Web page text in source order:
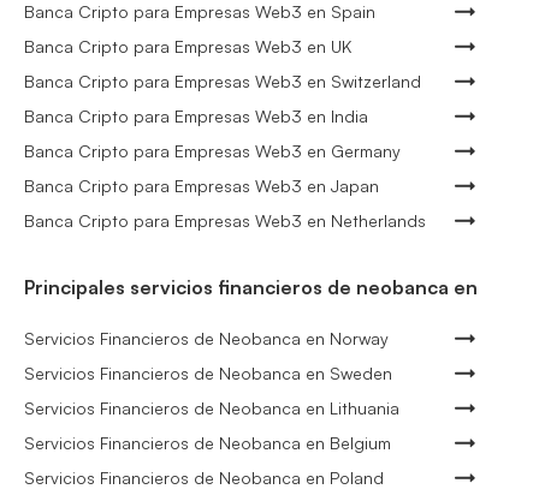
Banca Cripto para Empresas Web3 en Spain
Banca Cripto para Empresas Web3 en UK
Banca Cripto para Empresas Web3 en Switzerland
Banca Cripto para Empresas Web3 en India
Banca Cripto para Empresas Web3 en Germany
Banca Cripto para Empresas Web3 en Japan
Banca Cripto para Empresas Web3 en Netherlands
Principales servicios financieros de neobanca en
Servicios Financieros de Neobanca en Norway
Servicios Financieros de Neobanca en Sweden
Servicios Financieros de Neobanca en Lithuania
Servicios Financieros de Neobanca en Belgium
Servicios Financieros de Neobanca en Poland